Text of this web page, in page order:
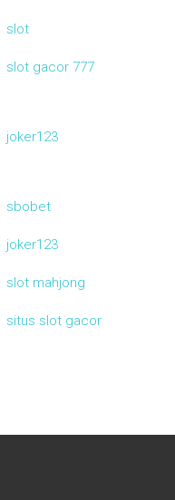
slot
slot gacor 777
joker123
sbobet
joker123
slot mahjong
situs slot gacor